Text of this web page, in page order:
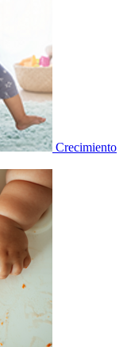
Crecimiento